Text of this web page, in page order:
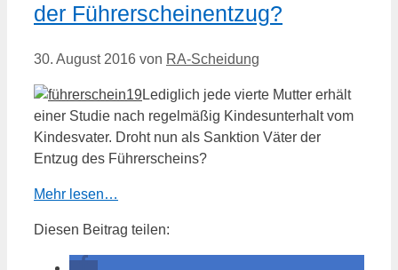
der Führerscheinentzug?
30. August 2016 von RA-Scheidung
Lediglich jede vierte Mutter erhält
einer Studie nach regelmäßig Kindesunterhalt vom
Kindesvater. Droht nun als Sanktion Väter der
Entzug des Führerscheins?
Mehr lesen…
Diesen Beitrag teilen: